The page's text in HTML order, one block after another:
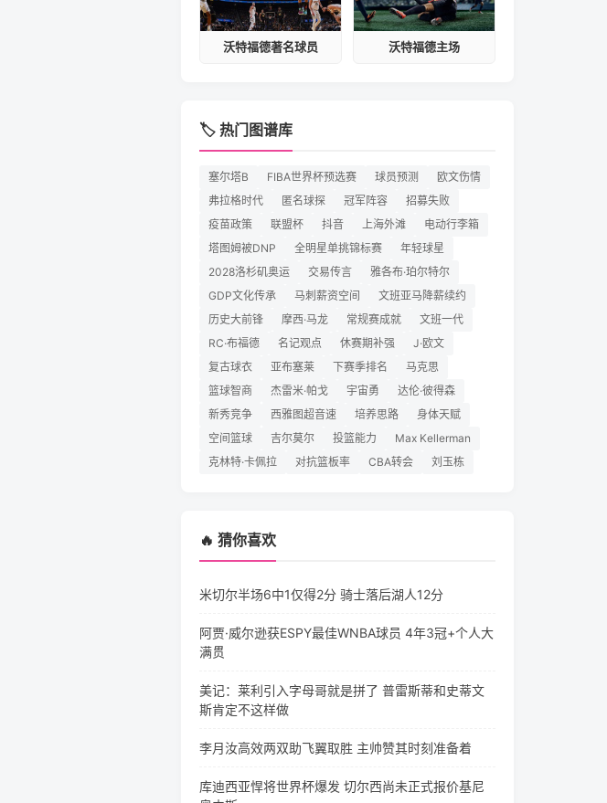
沃特福德著名球员 沃特福德主场
🏷️ 热门图谱库
塞尔塔B FIBA世界杯预选赛 球员预测
欧文伤情
弗拉格时代
匿名球探 冠军阵容
招募失败
疫苗政策
联盟杯 抖音 上海外滩
电动行李箱
塔图姆被DNP
全明星单挑锦标赛
年轻球星
2028洛杉矶奥运
交易传言
雅各布·珀尔特尔
GDP文化传承
马刺薪资空间
文班亚马降薪续约
历史大前锋
摩西·马龙 常规赛成就
文班一代
RC·布福德
名记观点 休赛期补强
J·欧文
复古球衣
亚布塞莱 下赛季排名
马克思
篮球智商
杰雷米·帕戈 宇宙勇
达伦·彼得森
新秀竞争
西雅图超音速 培养思路
身体天赋
空间篮球
吉尔莫尔 投篮能力
Max Kellerman
克林特·卡佩拉
对抗篮板率 CBA转会 刘玉栋
🔥 猜你喜欢
米切尔半场6中1仅得2分 骑士落后湖人12分
阿贾·威尔逊获ESPY最佳WNBA球员 4年3冠+个人大
满贯
美记：莱利引入字母哥就是拼了 普雷斯蒂和史蒂文
斯肯定不这样做
李月汝高效两双助飞翼取胜 主帅赞其时刻准备着
库迪西亚悍将世界杯爆发 切尔西尚未正式报价基尼